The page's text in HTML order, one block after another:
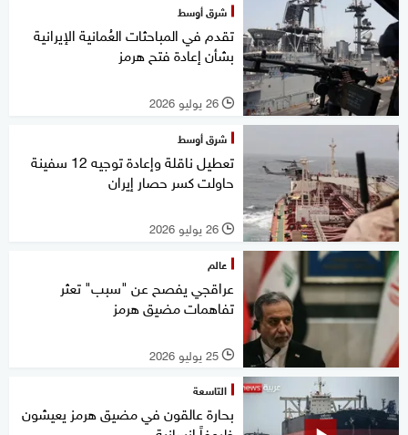
شرق أوسط
تقدم في المباحثات العُمانية الإيرانية
بشأن إعادة فتح هرمز
l 26 يوليو 2026
شرق أوسط
تعطيل ناقلة وإعادة توجيه 12 سفينة
حاولت كسر حصار إيران
l 26 يوليو 2026
عالم
عراقجي يفصح عن "سبب" تعثر
تفاهمات مضيق هرمز
l 25 يوليو 2026
التاسعة
بحارة عالقون في مضيق هرمز يعيشون